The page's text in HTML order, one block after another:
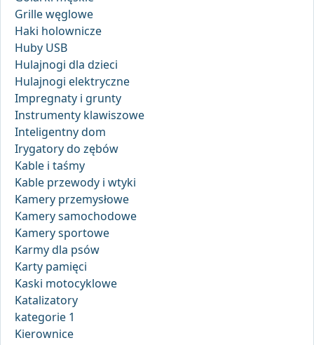
Grille węglowe
Haki holownicze
Huby USB
Hulajnogi dla dzieci
Hulajnogi elektryczne
Impregnaty i grunty
Instrumenty klawiszowe
Inteligentny dom
Irygatory do zębów
Kable i taśmy
Kable przewody i wtyki
Kamery przemysłowe
Kamery samochodowe
Kamery sportowe
Karmy dla psów
Karty pamięci
Kaski motocyklowe
Katalizatory
kategorie 1
Kierownice